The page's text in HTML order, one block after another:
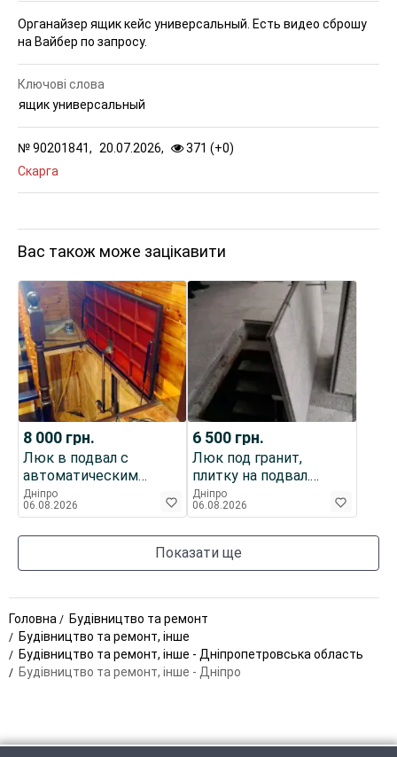
Органайзер ящик кейс универсальный. Есть видео сброшу
на Вайбер по запросу.
№90201841, 20.07.2026, 371 (+0)
Скарга
Ключові слова
ящик универсальный
Вас також може зацікавити
8 000 грн.
Люк в подвал с
автоматическим
открыванием
"Броневик" Днепр.
Дніпро
06.08.2026
6 500 грн.
Люк под гранит,
плитку на подвал.
Броневик
Днепропетровск.
Дніпро
06.08.2026
Показати ще
Головна
Будівництво та ремонт
Будівництво та ремонт, інше
Будівництво та ремонт, інше - Дніпропетровська область
Будівництво та ремонт, інше - Дніпро